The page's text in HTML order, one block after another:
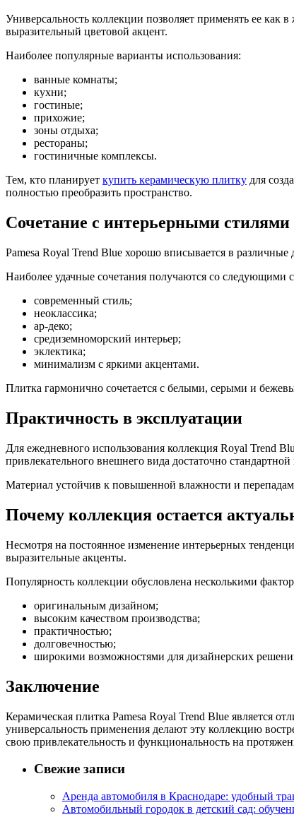
Универсальность коллекции позволяет применять ее как
выразительный цветовой акцент.
Наиболее популярные варианты использования:
ванные комнаты;
кухни;
гостиные;
прихожие;
зоны отдыха;
рестораны;
гостиничные комплексы.
Тем, кто планирует купить керамическую плитку для
полностью преобразить пространство.
Сочетание с интерьерными стилями
Pamesa Royal Trend Blue хорошо вписывается в
Наиболее удачные сочетания получаются со следующими
современный стиль;
неоклассика;
ар-деко;
средиземноморский интерьер;
эклектика;
минимализм с яркими акцентами.
Плитка гармонично сочетается с белыми, серыми и
Практичность в эксплуатации
Для ежедневного использования коллекция Royal Trend
привлекательного внешнего вида достаточно
Материал устойчив к повышенной влажности и
Почему коллекция остается
Несмотря на постоянное изменение интерьерных
выразительные акценты.
Популярность коллекции обусловлена несколькими
оригинальным дизайном;
высоким качеством производства;
практичностью;
долговечностью;
широкими возможностями для дизайнерских
Заключение
Керамическая плитка Pamesa Royal Trend Blue является
универсальность применения делают эту коллекцию
свою привлекательность и функциональность на
Свежие записи
Аренда автомобиля в Краснодаре: удобный
Автомобильный городок в детский сад: